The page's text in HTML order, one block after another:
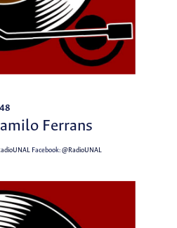
Ferrans
Facebook:@RadioUNAL